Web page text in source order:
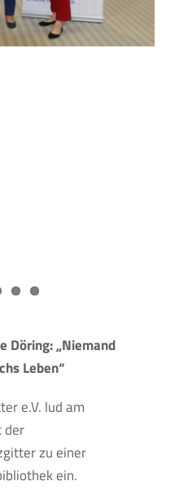
Döring: „Niemand
Leben“
e.V. lud am
der
zu einer
ein.